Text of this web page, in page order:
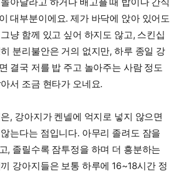
대부분이에요. 제가 바닥에 앉아 있어도
냥 함께 있고 싶어 하지도 않고, 스킨십
분리불안은 거의 없지만, 하루 종일 강
결국 저를 밥 주고 놀아주는 사람 정도
서 조금 현타가 오네요.
, 강아지가 켄넬에 억지로 넣지 않으면
는다는 점입니다. 아무리 졸려도 잠을
, 졸릴수록 잠투정을 하며 더 흥분하는
강아지들은 보통 하루에 16~18시간 정